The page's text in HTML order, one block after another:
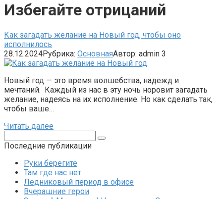
Избегайте отрицаний
Как загадать желание на Новый год, чтобы оно
исполнилось
28.12.2024Рубрика: ОсновнаяАвтор: admin 3
Новый год — это время волшебства, надежд и
мечтаний. Каждый из нас в эту ночь норовит загадать
желание, надеясь на их исполнение. Но как сделать так,
чтобы ваше…
Читать далее
Последние публикации
Руки берегите
Там где нас нет
Ледниковый период в офисе
Вчерашние герои